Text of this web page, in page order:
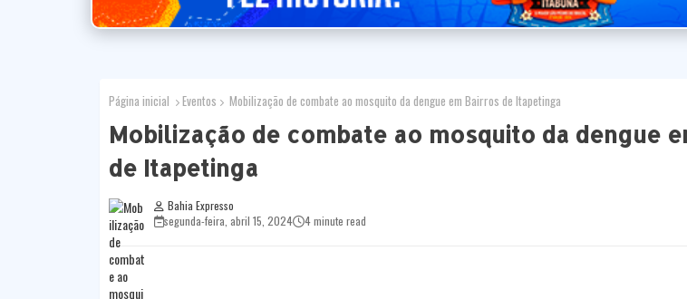
Página inicial Eventos Mobilização de combate ao mosquito da dengue em Bairros de Itapetinga
Mobilização de combate ao mosquito da dengue
de Itapetinga
Bahia Expresso
segunda-feira, abril 15, 2024
4 minute read